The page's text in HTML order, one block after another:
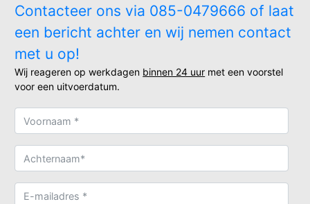
Contacteer ons via 085-0479666 of laat
een bericht achter en wij nemen contact
met u op!
Wij reageren op werkdagen binnen 24 uur met een voorstel
voor een uitvoerdatum.